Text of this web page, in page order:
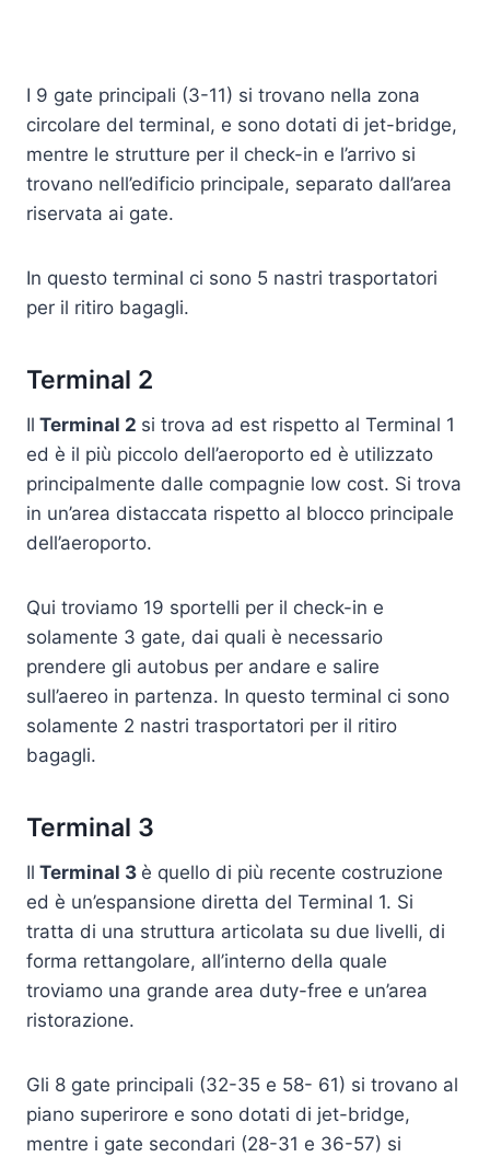
I 9 gate principali (3-11) si trovano nella zona
circolare del terminal, e sono dotati di jet-bridge,
mentre le strutture per il check-in e l’arrivo si
trovano nell’edificio principale, separato dall’area
riservata ai gate.
In questo terminal ci sono 5 nastri trasportatori
per il ritiro bagagli.
Terminal 2
Il Terminal 2 si trova ad est rispetto al Terminal 1
ed è il più piccolo dell’aeroporto ed è utilizzato
principalmente dalle compagnie low cost. Si trova
in un’area distaccata rispetto al blocco principale
dell’aeroporto.
Qui troviamo 19 sportelli per il check-in e
solamente 3 gate, dai quali è necessario
prendere gli autobus per andare e salire
sull’aereo in partenza. In questo terminal ci sono
solamente 2 nastri trasportatori per il ritiro
bagagli.
Terminal 3
Il Terminal 3 è quello di più recente costruzione
ed è un’espansione diretta del Terminal 1. Si
tratta di una struttura articolata su due livelli, di
forma rettangolare, all’interno della quale
troviamo una grande area duty-free e un’area
ristorazione.
Gli 8 gate principali (32-35 e 58- 61) si trovano al
piano superirore e sono dotati di jet-bridge,
mentre i gate secondari (28-31 e 36-57) si